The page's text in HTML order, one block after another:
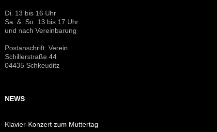
Di. 13 bis 16 Uhr
Sa. & So. 13 bis 17 Uhr
und nach Vereinbarung
Postanschrift: Verein
Schillerstraße 44
04435 Schkeuditz
NEWS
Klavier-Konzert zum Muttertag